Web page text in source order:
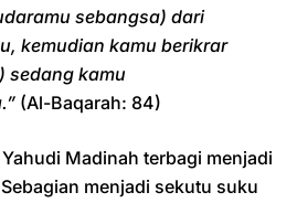
sebangsa) dari
kemudian kamu berikrar
sedang kamu
(Al-Baqarah: 84)
Madinah terbagi menjadi
menjadi sekutu suku